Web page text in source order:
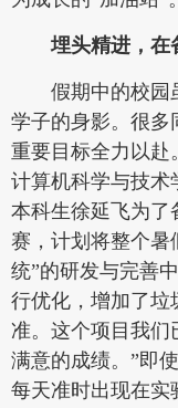
埋头精进 ， 在
假期中的校园
学子的身影。很多
重要目标全力以赴
计算机科学与技术
本科生徐延飞为了
赛，计划将整个暑
统”的研发与完善
行优化，增加了垃
准。这个项目我们
满意的成绩。”即
每天准时出现在实